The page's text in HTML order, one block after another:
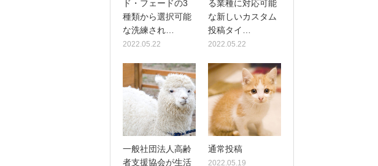
ド・フェードの3
種類から選択可能
な洗練され…
2022.05.22
る業種に対応可能
な新しいカスタム
投稿タイ…
2022.05.22
一般社団法人高齢
者支援協会が生活
通常投稿
2022.05.19